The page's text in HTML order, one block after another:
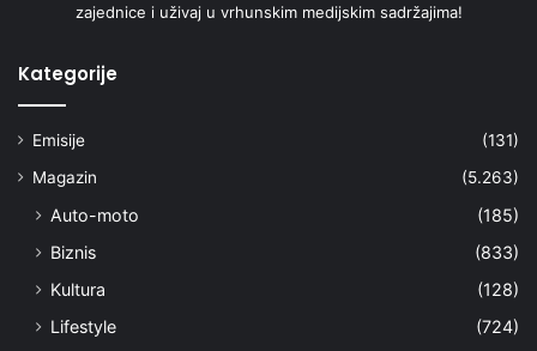
zajednice i uživaj u vrhunskim medijskim sadržajima!
Kategorije
Emisije
(131)
Magazin
(5.263)
Auto-moto
(185)
Biznis
(833)
Kultura
(128)
Lifestyle
(724)